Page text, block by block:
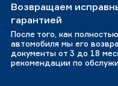
Возвращаем
гарантией
После того, как
автомобиля мы его
документы от 3 до 18
рекомендации по